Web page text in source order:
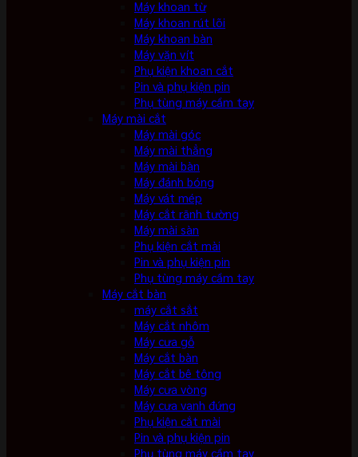
Máy khoan từ
Máy khoan rút lõi
Máy khoan bàn
Máy vặn vít
Phụ kiện khoan cắt
Pin và phụ kiện pin
Phụ tùng máy cầm tay
Máy mài cắt
Máy mài góc
Máy mài thẳng
Máy mài bàn
Máy đánh bóng
Máy vát mép
Máy cắt rãnh tường
Máy mài sàn
Phụ kiện cắt mài
Pin và phụ kiện pin
Phụ tùng máy cầm tay
Máy cắt bàn
máy cắt sắt
Máy cắt nhôm
Máy cưa gỗ
Máy cắt bàn
Máy cắt bê tông
Máy cưa vòng
Máy cưa vanh đứng
Phụ kiện cắt mài
Pin và phụ kiện pin
Phụ tùng máy cầm tay